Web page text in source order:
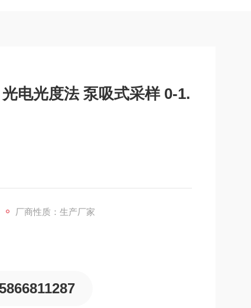
电光度法 泵吸式采样 0-1.
厂商性质：生产厂家